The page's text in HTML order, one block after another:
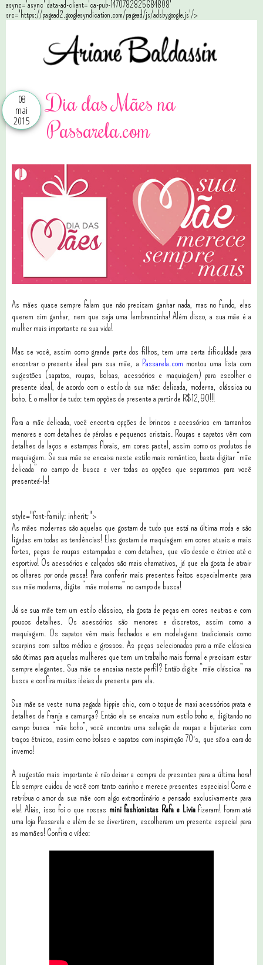
async='async' data-ad-client='ca-pub-1470782825684808'
src='https://pagead2.googlesyndication.com/pagead/js/adsbygoogle.js'/>
08
mai
2015
Dia das Mães na
Passarela.com
As mães quase sempre falam que não precisam ganhar nada, mas no fundo, elas
querem sim ganhar, nem que seja uma lembrancinha! Além disso, a sua mãe é a
mulher mais importante na sua vida!
Mas se você, assim como grande parte dos filhos, tem uma certa dificuldade para
encontrar o presente ideal para sua mãe, a Passarela.com montou uma lista com
sugestões (sapatos, roupas, bolsas, acessórios e maquiagem) para escolher o
presente ideal, de acordo com o estilo da sua mãe: delicada, moderna, clássica ou
boho. E o melhor de tudo: tem opções de presente a partir de R$12,90!!!
Para a mãe delicada, você encontra opções de brincos e acessórios em tamanhos
menores e com detalhes de pérolas e pequenos cristais. Roupas e sapatos vêm com
detalhes de laços e estampas florais, em cores pastel, assim como os produtos de
maquiagem. Se sua mãe se encaixa neste estilo mais romântico, basta digitar “mãe
delicada” no campo de busca e ver todas as opções que separamos para você
presenteá-la!
style="font-family: inherit;">
As mães modernas são aquelas que gostam de tudo que está na última moda e são
ligadas em todas as tendências! Elas gostam de maquiagem em cores atuais e mais
fortes, peças de roupas estampadas e com detalhes, que vão desde o étnico até o
esportivo! Os acessórios e calçados são mais chamativos, já que ela gosta de atrair
os olhares por onde passa! Para conferir mais presentes feitos especialmente para
sua mãe moderna, digite “mãe moderna” no campo de busca!
Já se sua mãe tem um estilo clássico, ela gosta de peças em cores neutras e com
poucos detalhes. Os acessórios são menores e discretos, assim como a
maquiagem. Os sapatos vêm mais fechados e em modelagens tradicionais como
scarpins com saltos médios e grossos. As peças selecionadas para a mãe clássica
são ótimas para aquelas mulheres que tem um trabalho mais formal e precisam estar
sempre elegantes. Sua mãe se encaixa neste perfil? Então digite “mãe clássica” na
busca e confira muitas ideias de presente para ela.
Sua mãe se veste numa pegada hippie chic, com o toque de maxi acessórios prata e
detalhes de franja e camurça? Então ela se encaixa num estilo boho e, digitando no
campo busca “mãe boho”, você encontra uma seleção de roupas e bijuterias com
traços étnicos, assim como bolsas e sapatos com inspiração 70´s, que são a cara do
inverno!
A sugestão mais importante é não deixar a compra de presentes para a última hora!
Ela sempre cuidou de você com tanto carinho e merece presentes especiais! Corra e
retribua o amor da sua mãe com algo extraordinário e pensado exclusivamente para
ela! Aliás, isso foi o que nossas mini fashionistas Rafa e Liviafizeram! Foram até
uma loja Passarela e além de se divertirem, escolheram um presente especial para
as mamães! Confira o vídeo: